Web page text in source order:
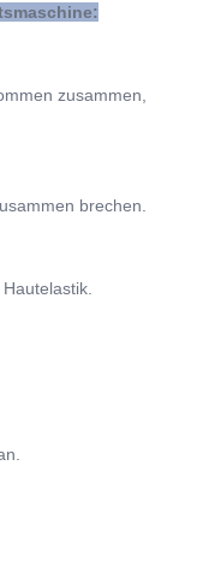
zusammen,
brechen.